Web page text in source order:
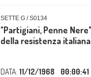
SETTE G / S0134
"Partigiani, Penne
della resistenza
DATA: 11/12/1968 00:00:41